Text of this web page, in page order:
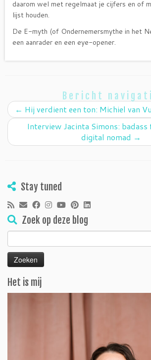
daarom wel met regelmaat je cijfers en of
lijst houden.
De E-myth (of Ondernemersmythe in het
een aanrader en een eye-opener.
Bericht
← Hij verdient een ton: Michiel van
Interview Jacinta Simons:
digital nomad →
Stay tuned
Zoek op deze blog
naar:
Het is mij